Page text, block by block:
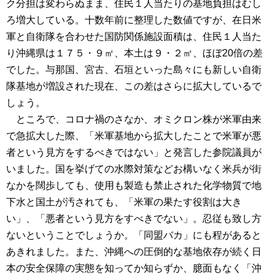
ク分担は変わらぬまま、住民１人当たりの基地負担はむし
ろ増大している。十数年前に整理した数値ですが、在日米
軍と自衛隊を合わせた国防関係施設面積は、住民１人当た
り沖縄県は１７５・９㎡、本土は９・２㎡、ほぼ20倍の差
でした。与那国、宮古、石垣といった島々にも新しい自衛
隊基地が増設された現在、この差はさらに拡大しているで
しょう。
ところで、コロナ禍のさなか、オミクロン株が米軍由来
で急拡大した際、「米軍基地から拡大したことで米軍が悪
者という見方をするべきではない」と発言した参院議員が
いました。国を挙げての水際対策などお構いなく米兵が街
なかを闊歩しても、使用も製造も禁止された化学物質で地
下水と国土が汚されても、「米軍の果たす役割は大き
い」、「悪者という見方をすべきでない」。忍従も致し方
ないということでしょうか。「同盟バカ」にも程があると
あきれました。また、沖縄への圧倒的な基地依存が続く日
本の安全保障の実態を知ってか知らずか、臆面もなく「沖